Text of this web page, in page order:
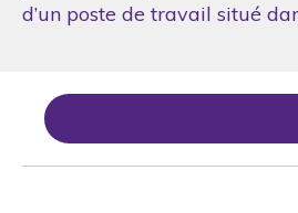
d’un poste de travail situé